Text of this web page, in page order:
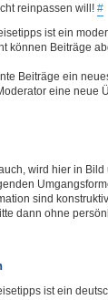
reinpassen will! #
ist ein
können Beiträge
Beiträge ein
eine neue
wird hier in Bild
sind
dann ohne
ist ein